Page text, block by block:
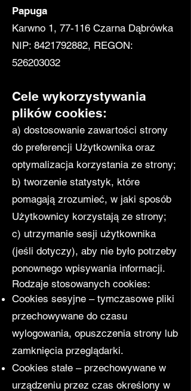
Papuga
Karwno 1, 77-116 Czarna Dąbrówka
NIP: 8421792882, REGON:
526203032
Cele wykorzystywania
plików cookies:
a) dostosowanie zawartości strony
do preferencji Użytkownika oraz
optymalizacja korzystania ze strony;
b) tworzenie statystyk, które
pomagają zrozumieć, w jaki sposób
Użytkownicy korzystają ze strony;
c) utrzymanie sesji użytkownika
(jeśli dotyczy), aby nie było potrzeby
ponownego wpisywania informacji.
Rodzaje stosowanych cookies:
Cookies sesyjne – tymczasowe pliki
przechowywane do czasu
wylogowania, opuszczenia strony lub
zamknięcia przeglądarki.
Cookies stałe – przechowywane w
urządzeniu przez czas określony w